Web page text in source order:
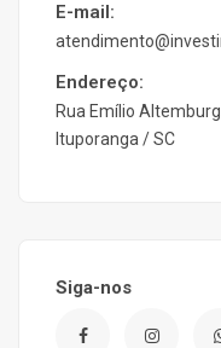
E-mail:
Endereço:
Rua Emílio
Ituporanga / SC
Siga-nos